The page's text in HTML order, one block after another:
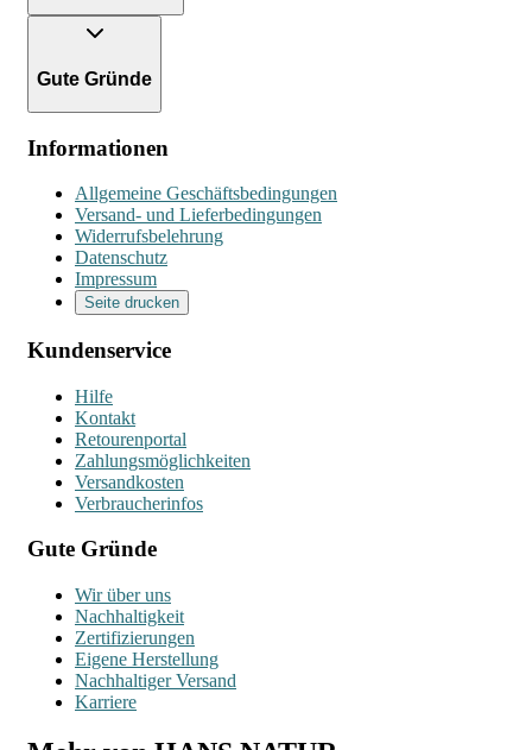
Gute Gründe
Informationen
Allgemeine Geschäftsbedingungen
Versand- und Lieferbedingungen
Widerrufsbelehrung
Datenschutz
Impressum
Seite drucken
Kundenservice
Hilfe
Kontakt
Retourenportal
Zahlungsmöglichkeiten
Versandkosten
Verbraucherinfos
Gute Gründe
Wir über uns
Nachhaltigkeit
Zertifizierungen
Eigene Herstellung
Nachhaltiger Versand
Karriere